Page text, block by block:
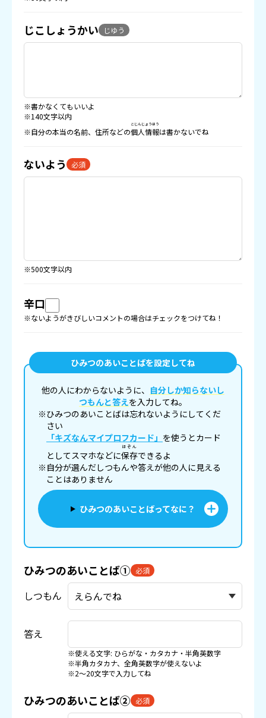
じこしょうかい じゆう
※書かなくてもいいよ
※140文字以内
※自分の本当の名前、住所などの個人情報
こじんじょうほう
は書かないでね
ないよう 必須
※500文字以内
辛口
※ないようがきびしいコメントの場合はチェックをつけてね！
ひみつのあいことばを設定してね
他の人にわからないように、 自分しか知らないし
つもんと答えを入力してね。
※ひみつのあいことばは忘れないようにしてくだ
さい
「キズなんマイプロフカード」 を使うとカード
としてスマホなどに保存
ほぞん
できるよ
※自分が選んだしつもんや答えが他の人に見える
ことはありません
ひみつのあいことばってなに？
ひみつのあいことば① 必須
しつもん
答え
※使える文字: ひらがな・カタカナ・半角英数字
※半角カタカナ、全角英数字が使えないよ
※2〜20文字で入力してね
ひみつのあいことば② 必須